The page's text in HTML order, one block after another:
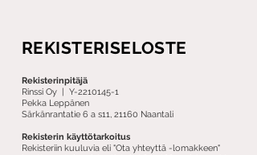
REKISTERISELOSTE
Rekisterinpitäjä
Rinssi Oy | Y-2210145-1
Pekka Leppänen
Särkänrantatie 6 a s11, 21160 Naantali
Rekisterin käyttötarkoitus
Rekisteriin kuuluvia eli "Ota yhteyttä -lomakkeen"